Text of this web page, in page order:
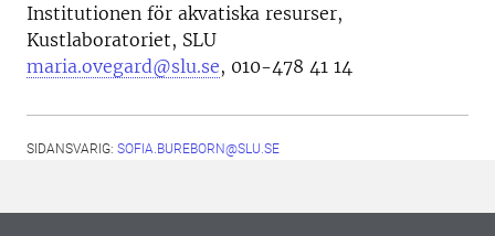
Institutionen för akvatiska resurser,
Kustlaboratoriet, SLU
maria.ovegard@slu.se, 010-478 41 14
SIDANSVARIG: SOFIA.BUREBORN@SLU.SE